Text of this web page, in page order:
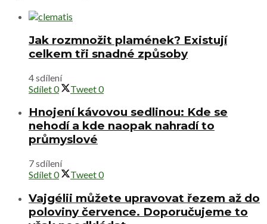
Jak rozmnožit plamének? Existují
celkem tři snadné způsoby
4 sdílení
Sdílet0 Tweet0
Hnojení kávovou sedlinou: Kde se
nehodí a kde naopak nahradí to
průmyslové
7 sdílení
Sdílet0 Tweet0
Vajgélii můžete upravovat řezem až do
poloviny července. Doporučujeme to